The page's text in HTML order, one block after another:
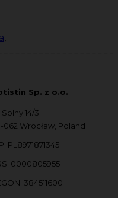
,
Sp. z o.o.
Solny 14/3
062 Wrocław, Poland
PL8971871345
0000805955
384511600